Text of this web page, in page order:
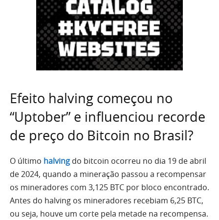
Efeito halving começou no
“Uptober” e influenciou recorde
de preço do Bitcoin no Brasil?
O último halving do bitcoin ocorreu no dia 19 de abril
de 2024, quando a mineração passou a recompensar
os mineradores com 3,125 BTC por bloco encontrado.
Antes do halving os mineradores recebiam 6,25 BTC,
ou seja, houve um corte pela metade na recompensa.